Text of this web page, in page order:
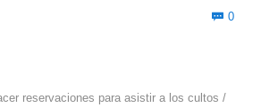
 0
reservaciones para asistir a los cultos /